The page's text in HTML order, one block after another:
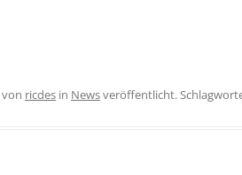
von ricdes in Newsveröffentlicht.